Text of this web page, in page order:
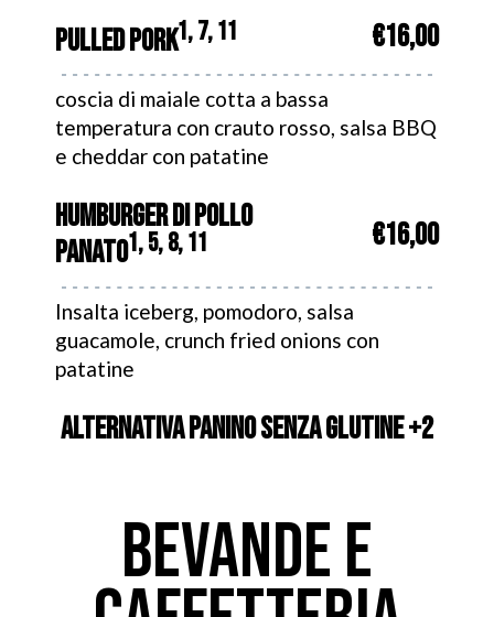
PULLED PORK1, 7, 11 €16,00
coscia di maiale cotta a bassa
temperatura con crauto rosso, salsa BBQ
e cheddar con patatine
HUMBURGER DI POLLO
PANATO1, 5, 8, 11 €16,00
Insalta iceberg, pomodoro, salsa
guacamole, crunch fried onions con
patatine
ALTERNATIVA PANINO SENZA GLUTINE +2
BEVANDE E